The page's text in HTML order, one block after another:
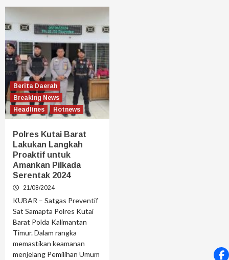
Berita Daerah
Breaking News
Headlines
Hotnews
Polres Kutai Barat
Lakukan Langkah
Proaktif untuk
Amankan Pilkada
Serentak 2024
21/08/2024
KUBAR – Satgas Preventif
Sat Samapta Polres Kutai
Barat Polda Kalimantan
Timur. Dalam rangka
memastikan keamanan
menjelang Pemilihan Umum